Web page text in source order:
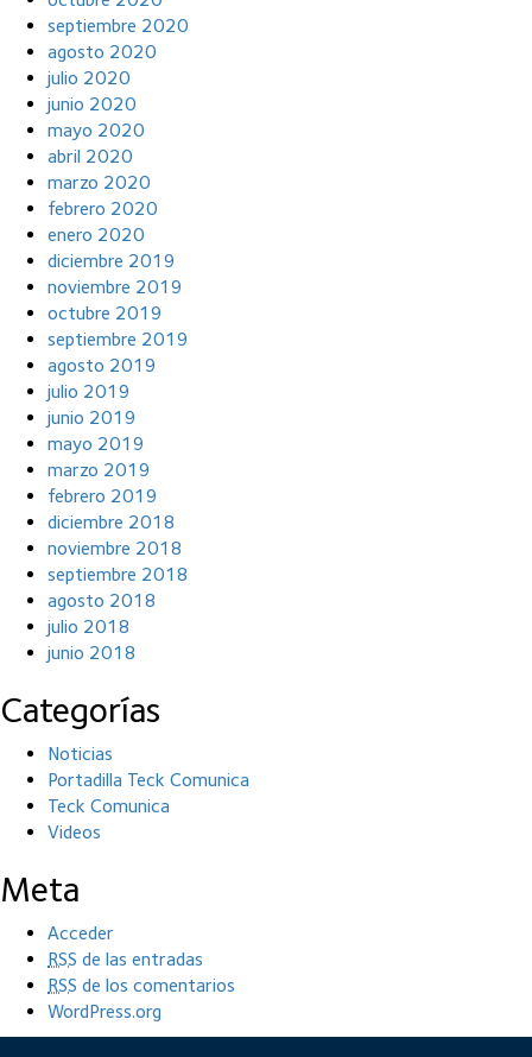
septiembre 2020
agosto 2020
julio 2020
junio 2020
mayo 2020
abril 2020
marzo 2020
febrero 2020
enero 2020
diciembre 2019
noviembre 2019
octubre 2019
septiembre 2019
agosto 2019
julio 2019
junio 2019
mayo 2019
marzo 2019
febrero 2019
diciembre 2018
noviembre 2018
septiembre 2018
agosto 2018
julio 2018
junio 2018
Categorías
Noticias
Portadilla Teck Comunica
Teck Comunica
Videos
Meta
Acceder
RSS de las entradas
RSS de los comentarios
WordPress.org